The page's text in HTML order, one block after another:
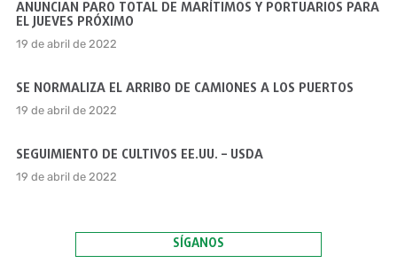
ANUNCIAN PARO TOTAL DE MARÍTIMOS Y PORTUARIOS PARA
EL JUEVES PRÓXIMO
19 de abril de 2022
SE NORMALIZA EL ARRIBO DE CAMIONES A LOS PUERTOS
19 de abril de 2022
SEGUIMIENTO DE CULTIVOS EE.UU. – USDA
19 de abril de 2022
SÍGANOS